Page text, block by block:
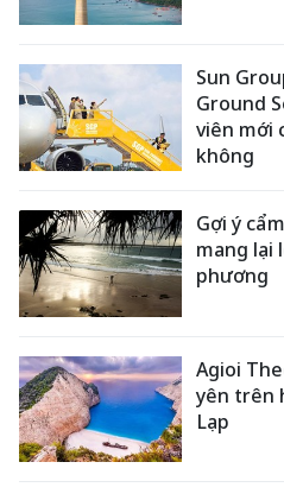
Sun
Ground
viên mới
không
Gợi ý
mang lại
phương
Agioi
yên trên
Lạp